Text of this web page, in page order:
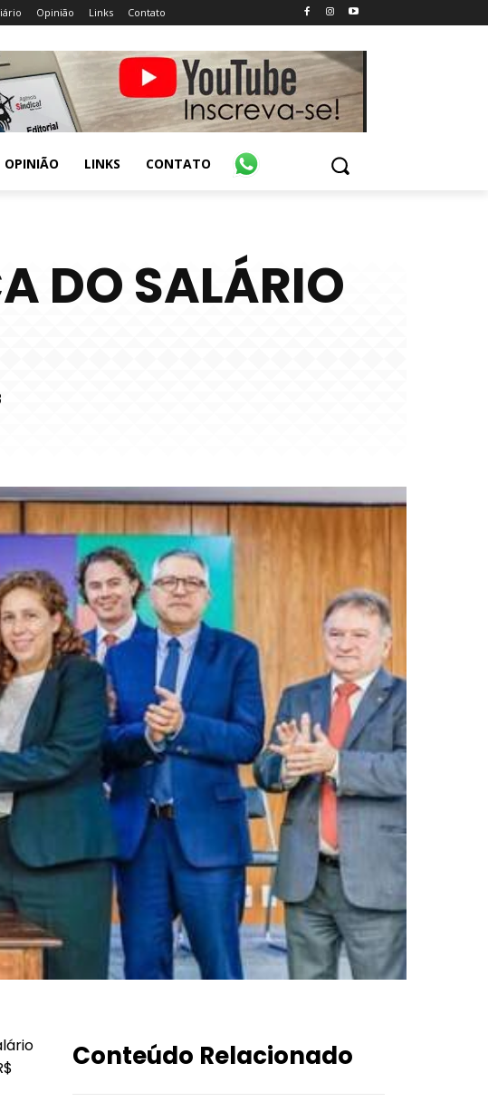
Opinião Links Contato
OPINIÃO LINKS CONTATO
DO SALÁRIO
Conteúdo Relacionado